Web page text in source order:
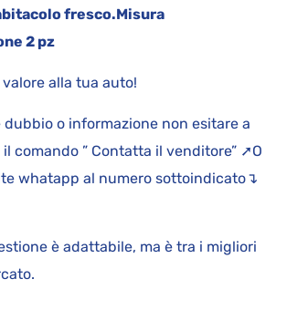
fresco.Misura
2 pz
alla tua auto!
o informazione non esitare a
comando ” Contatta il venditore” ➚O
whatapp al numero sottoindicato↴
è adattabile, ma è tra i migliori
del mercato.